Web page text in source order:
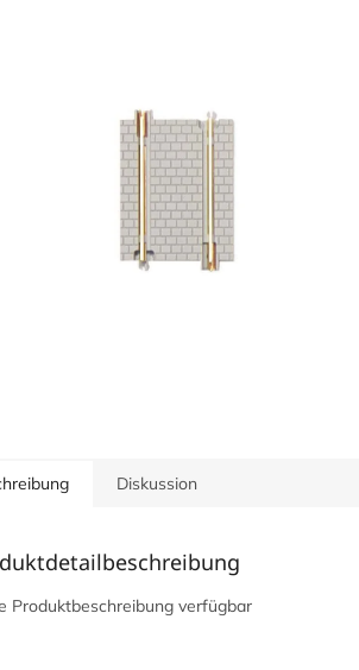
Diskussion
Produktbeschreibung verfügbar